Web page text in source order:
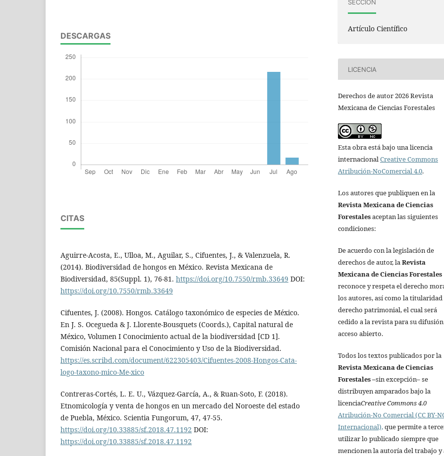
DESCARGAS
CITAS
Aguirre-Acosta, E., Ulloa, M., Aguilar, S., Cifuentes, J., & Valenzuela, R.
(2014). Biodiversidad de hongos en México. Revista Mexicana de
Biodiversidad, 85(Suppl. 1), 76-81. https://doi.org/10.7550/rmb.33649 DOI:
https://doi.org/10.7550/rmb.33649
Cifuentes, J. (2008). Hongos. Catálogo taxonómico de especies de México.
En J. S. Ocegueda & J. Llorente-Bousquets (Coords.), Capital natural de
México, Volumen I Conocimiento actual de la biodiversidad [CD 1].
Comisión Nacional para el Conocimiento y Uso de la Biodiversidad.
https://es.scribd.com/document/622305403/Cifuentes-2008-Hongos-Cata-
logo-taxono-mico-Me-xico
Contreras-Cortés, L. E. U., Vázquez-García, A., & Ruan-Soto, F. (2018).
Etnomicología y venta de hongos en un mercado del Noroeste del estado
de Puebla, México. Scientia Fungorum, 47, 47-55.
https://doi.org/10.33885/sf.2018.47.1192 DOI:
https://doi.org/10.33885/sf.2018.47.1192
SECCIÓN
Artículo Científico
LICENCIA
Derechos de autor 2026 Revista
Mexicana de Ciencias Forestales
Esta obra está bajo una licencia
internacionalCreative Commons
Atribución-NoComercial 4.0.
Los autores que publiquen en la
Revista Mexicana de Ciencias
Forestalesaceptan las siguientes
condiciones:
De acuerdo con la legislación de
derechos de autor, laRevista
Mexicana de Ciencias Forestales
reconoce y respeta el derecho
los autores, así como la titularidad
derecho patrimonial, el cual será
cedido a la revista para su
acceso abierto.
Todos los textos publicados por la
Revista Mexicana de Ciencias
Forestales–sin excepción– se
distribuyen amparados bajo la
licenciaCreative Commons 4.0
Atribución-No Comercial (CC BY-
Internacional),que permite a
utilizar lo publicado siempre que
mencionen la autoría del trabajo y